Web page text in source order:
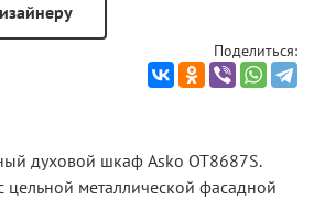
Поделиться:
духовой шкаф Asko OT8687S.
цельной металлической фасадной